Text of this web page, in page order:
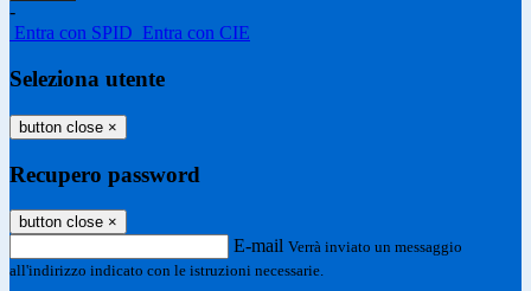
-
Entra con SPID Entra con CIE
Seleziona utente
button close ×
Recupero password
button close ×
E-mail Verrà inviato un messaggio
all'indirizzo indicato con le istruzioni necessarie.